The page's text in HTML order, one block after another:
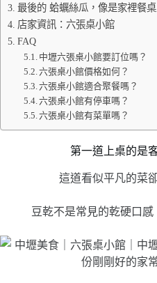
最後的 蛤蠣絲瓜，像是家裡餐
店家資訊：六張桌小館
FAQ
中壢六張桌小館要訂位嗎？
六張桌小館價格如何？
六張桌小館適合聚餐嗎？
六張桌小館有停車嗎？
六張桌小館有菜單嗎？
第一道上桌的是
這道看似平凡的菜
豆乾不是常見的乾硬口感